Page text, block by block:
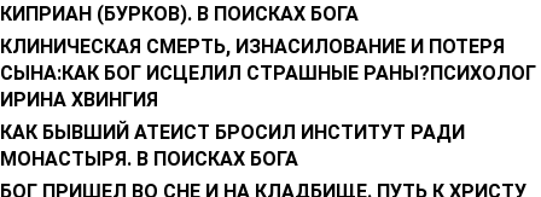
КИПРИАН (БУРКОВ). В ПОИСКАХ БОГА
КЛИНИЧЕСКАЯ СМЕРТЬ, ИЗНАСИЛОВАНИЕ И ПОТЕРЯ
СЫНА:КАК БОГ ИСЦЕЛИЛ СТРАШНЫЕ РАНЫ?ПСИХОЛОГ
ИРИНА ХВИНГИЯ
КАК БЫВШИЙ АТЕИСТ БРОСИЛ ИНСТИТУТ РАДИ
МОНАСТЫРЯ. В ПОИСКАХ БОГА
БОГ ПРИШЕЛ ВО СНЕ И НА КЛАДБИЩЕ. ПУТЬ К ХРИСТУ